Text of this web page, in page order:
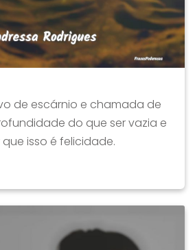
de escárnio e chamada de
do que ser vazia e
isso é felicidade.